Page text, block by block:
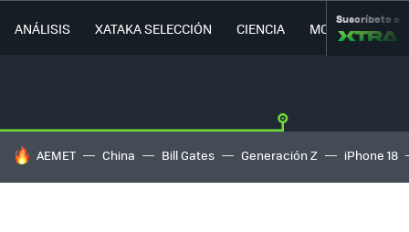
ANÁLISIS XATAKA SELECCIÓN CIENCIA MOVILIDAD
Suscríbete a
HOY SE HABLA DE
AEMET China Bill Gates Generación Z iPhone 18